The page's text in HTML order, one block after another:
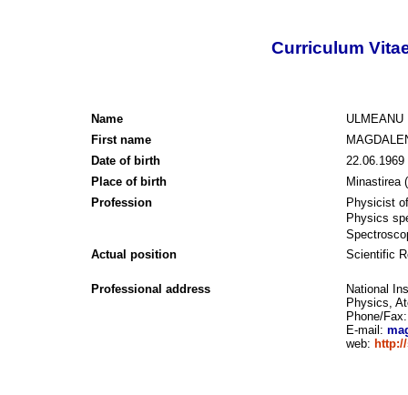
Curriculum
Name
ULMEANU
First name
Date of birth
22.06.1969
Place of birth
Minastirea
Profession
Physicist
Physics
Actual position
Scientific
Professional address
National
Physics,
Phone/
E-mail:
web: